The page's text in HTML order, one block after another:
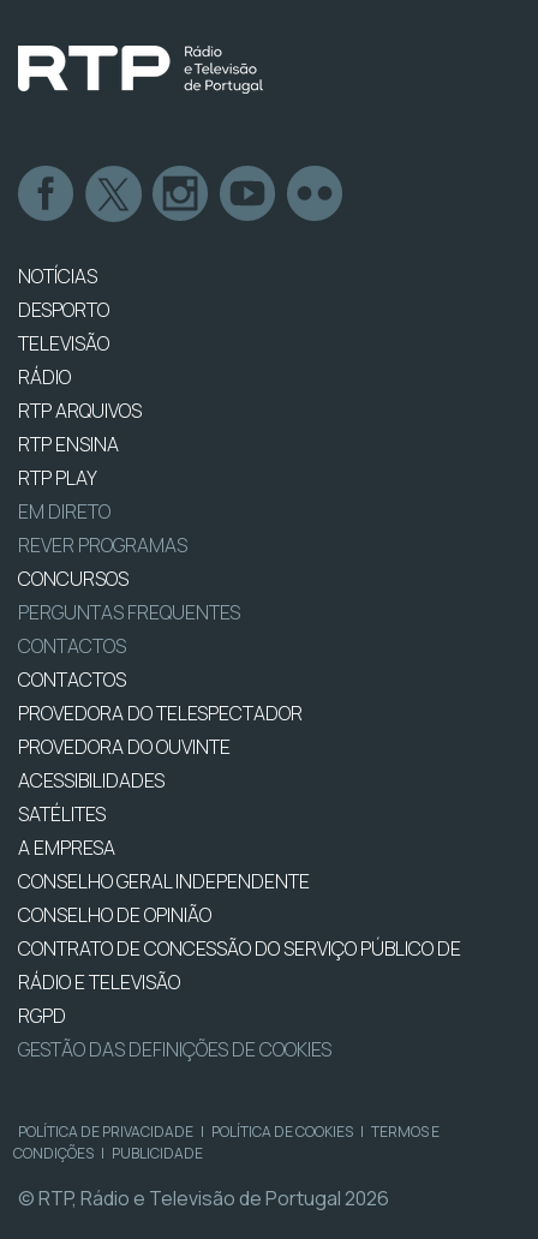
NOTÍCIAS
DESPORTO
TELEVISÃO
RÁDIO
RTP ARQUIVOS
RTP ENSINA
RTP PLAY
EM DIRETO
REVER PROGRAMAS
CONCURSOS
PERGUNTAS FREQUENTES
CONTACTOS
CONTACTOS
PROVEDORA DO TELESPECTADOR
PROVEDORA DO OUVINTE
ACESSIBILIDADES
SATÉLITES
A EMPRESA
CONSELHO GERAL INDEPENDENTE
CONSELHO DE OPINIÃO
CONTRATO DE CONCESSÃO DO SERVIÇO PÚBLICO DE
RÁDIO E TELEVISÃO
RGPD
GESTÃO DAS DEFINIÇÕES DE COOKIES
POLÍTICA DE PRIVACIDADE | POLÍTICA DE COOKIES | TERMOS E
CONDIÇÕES | PUBLICIDADE
© RTP, Rádio e Televisão de Portugal 2026